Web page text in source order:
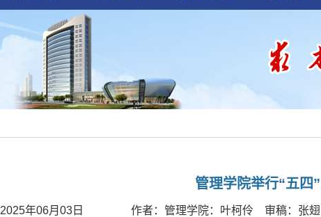
管理学院举行“五四
2025年06月03日 作者：管理学院：叶柯伶 审稿：张翅